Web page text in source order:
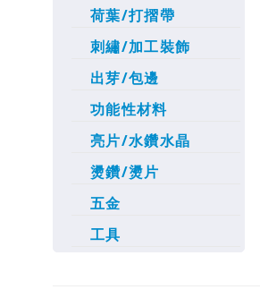
荷葉/打摺帶
刺繡/加工裝飾
出芽/包邊
功能性材料
亮片/水鑽水晶
燙鑽/燙片
五金
工具